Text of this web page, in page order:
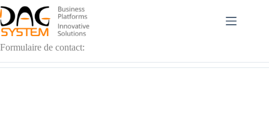
Passer
au
contenu
Formulaire de contact: